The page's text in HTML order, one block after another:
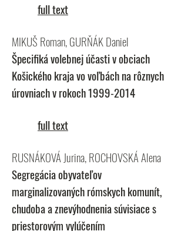
full text
MIKUŠ Roman, GURŇÁK Daniel
Špecifiká volebnej účasti v obciach
Košického kraja vo voľbách na rôznych
úrovniach v rokoch1999-2014
full text
RUSNÁKOVÁ Jurina, ROCHOVSKÁ Alena
Segregácia obyvateľov
marginalizovaných rómskych komunít,
chudoba a znevýhodnenia súvisiace s
priestorovým vylúčením